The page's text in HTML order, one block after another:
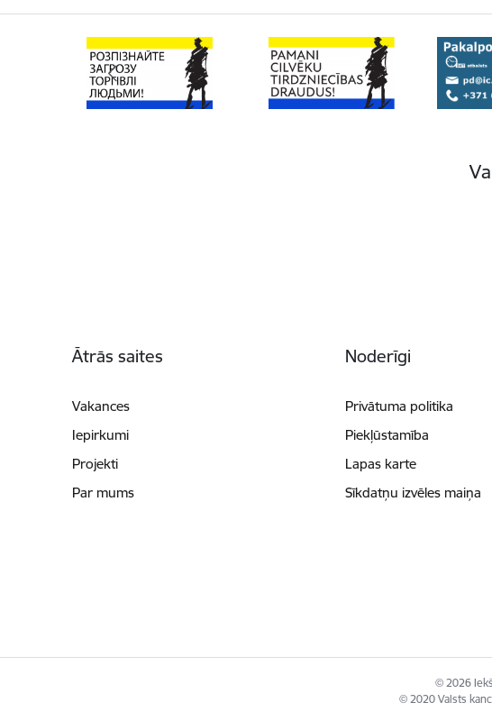
Ātrās saites
Vakances
Iepirkumi
Projekti
Par mums
Noderīgi
Privātuma politika
Piekļūstamība
Lapas karte
Sīkdatņu izvēles maiņa
© 2026
© 2020 Valsts